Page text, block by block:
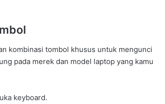
kombinasi tombol khusus untuk mengunci
pada merek dan model laptop yang kamu
keyboard.